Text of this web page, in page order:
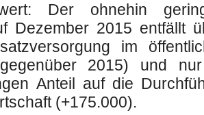
Der ohnehin
Dezember 2015 entfällt
im
2015) und
Anteil auf die
(+175.000).